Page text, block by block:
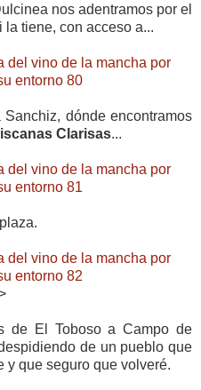
nos adentramos por el
tiene, con acceso a...
dónde encontramos
Clarisas...
de El Toboso a Campo de
de un pueblo que
y que seguro que volveré.